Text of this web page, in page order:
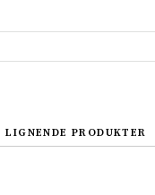
Danmark
LIGNENDE PRODUKTER